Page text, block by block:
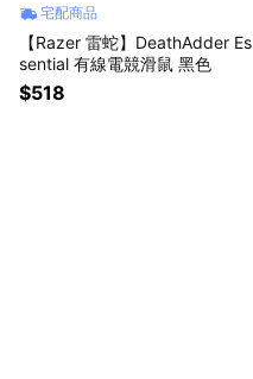
宅配商品
【Razer 雷蛇】DeathAdder Es
sential 有線電競滑鼠 黑色
$518